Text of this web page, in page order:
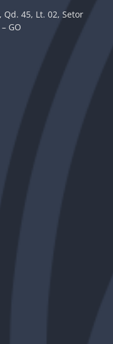
45, Lt. 02, Setor
GO